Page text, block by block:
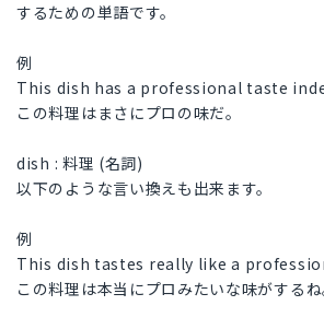
するための単語です。
例
This dish has a professional taste
この料理はまさにプロの味だ。
dish : 料理 (名詞)
以下のような言い換えも出来ます。
例
This dish tastes really like a
この料理は本当にプロみたいな味がするね